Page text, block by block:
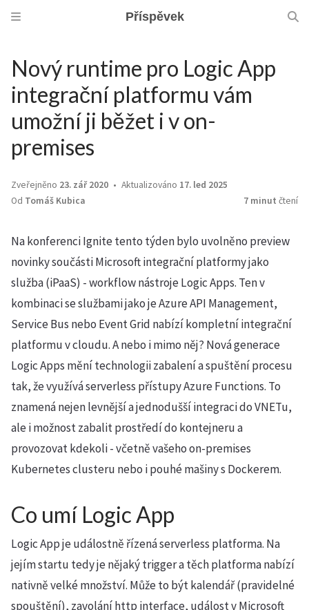
Příspěvek
Nový runtime pro Logic App
integrační platformu vám
umožní ji běžet i v on-
premises
Zveřejněno 23. zář 2020 Aktualizováno 17. led 2025
Od Tomáš Kubica 7 minut čtení
Na konferenci Ignite tento týden bylo uvolněno preview
novinky součásti Microsoft integrační platformy jako
služba (iPaaS) - workflow nástroje Logic Apps. Ten v
kombinaci se službami jako je Azure API Management,
Service Bus nebo Event Grid nabízí kompletní integrační
platformu v cloudu. A nebo i mimo něj? Nová generace
Logic Apps mění technologii zabalení a spuštění procesu
tak, že využívá serverless přístupy Azure Functions. To
znamená nejen levnější a jednodušší integraci do VNETu,
ale i možnost zabalit prostředí do kontejneru a
provozovat kdekoli - včetně vašeho on-premises
Kubernetes clusteru nebo i pouhé mašiny s Dockerem.
Co umí Logic App
Logic App je událostně řízená serverless platforma. Na
jejím startu tedy je nějaký trigger a těch platforma nabízí
nativně velké množství. Může to být kalendář (pravidelné
spouštění), zavolání http interface, událost v Microsoft